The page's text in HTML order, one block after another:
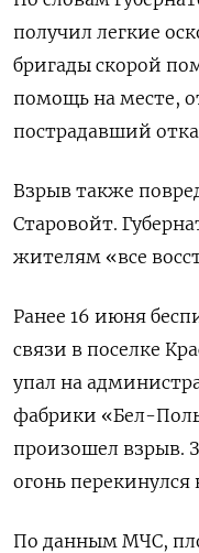
получил легкие
бригады скорой
помощь на месте,
пострадавший
Взрыв также
Старовойт.
жителям «все
Ранее 16 июня
связи в поселке
упал на
фабрики «Бел-
произошел взрыв.
огонь перекинулся
По данным МЧС,